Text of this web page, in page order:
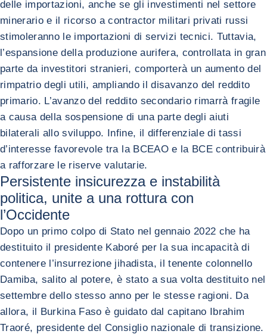
delle importazioni, anche se gli investimenti nel settore
minerario e il ricorso a contractor militari privati russi
stimoleranno le importazioni di servizi tecnici. Tuttavia,
l’espansione della produzione aurifera, controllata in gran
parte da investitori stranieri, comporterà un aumento del
rimpatrio degli utili, ampliando il disavanzo del reddito
primario. L’avanzo del reddito secondario rimarrà fragile
a causa della sospensione di una parte degli aiuti
bilaterali allo sviluppo. Infine, il differenziale di tassi
d’interesse favorevole tra la BCEAO e la BCE contribuirà
a rafforzare le riserve valutarie.
Persistente insicurezza e instabilità
politica, unite a una rottura con
l’Occidente
Dopo un primo colpo di Stato nel gennaio 2022 che ha
destituito il presidente Kaboré per la sua incapacità di
contenere l’insurrezione jihadista, il tenente colonnello
Damiba, salito al potere, è stato a sua volta destituito nel
settembre dello stesso anno per le stesse ragioni. Da
allora, il Burkina Faso è guidato dal capitano Ibrahim
Traoré, presidente del Consiglio nazionale di transizione.